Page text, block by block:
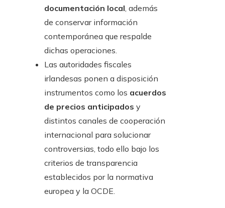
documentación local, además
de conservar información
contemporánea que respalde
dichas operaciones.
Las autoridades fiscales
irlandesas ponen a disposición
instrumentos como los acuerdos
de precios anticipados y
distintos canales de cooperación
internacional para solucionar
controversias, todo ello bajo los
criterios de transparencia
establecidos por la normativa
europea y la OCDE.